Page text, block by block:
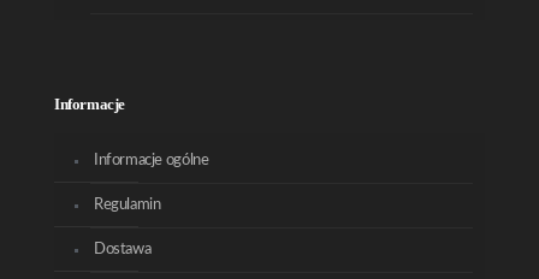
Informacje
Informacje ogólne
Regulamin
Dostawa